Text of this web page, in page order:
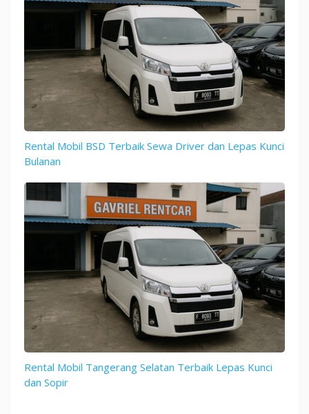
Rental Mobil BSD Terbaik Sewa Driver dan Lepas Kunci
Bulanan
Rental Mobil Tangerang Selatan Terbaik Lepas Kunci
dan Sopir